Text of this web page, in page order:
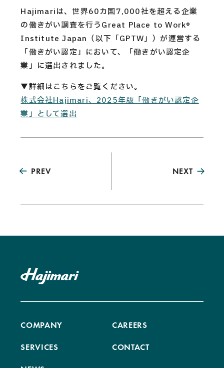
Security Action
Hajimariは、世界60カ国7,000社を超える企業
の働きがい調査を行うGreat Place to Work®
Institute Japan（以下「GPTW」）が運営する
「働きがい認定」において、「働きがい認定企
業」に選出されました。
▼詳細はこちらをご覧ください。
株式会社Hajimari、2025年版「働きがい認定企
業」として選出
PREV NEXT
COMPANY
SERVICES
CAREERS
CONTACT